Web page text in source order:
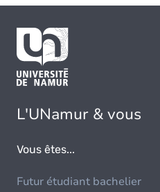
L'UNamur & vous
Vous êtes...
Futur étudiant bachelier